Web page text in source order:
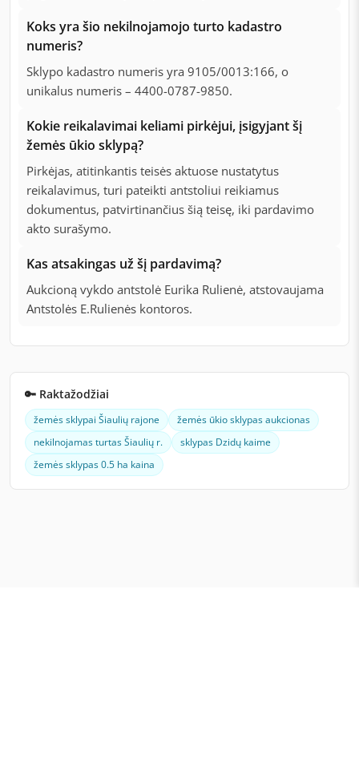
Koks yra šio nekilnojamojo turto kadastro
numeris?
Sklypo kadastro numeris yra 9105/0013:166, o
unikalus numeris – 4400-0787-9850.
Kokie reikalavimai keliami pirkėjui, įsigyjant šį
žemės ūkio sklypą?
Pirkėjas, atitinkantis teisės aktuose nustatytus
reikalavimus, turi pateikti antstoliui reikiamus
dokumentus, patvirtinančius šią teisę, iki pardavimo
akto surašymo.
Kas atsakingas už šį pardavimą?
Aukcioną vykdo antstolė Eurika Rulienė, atstovaujama
Antstolės E.Rulienės kontoros.
🔑 Raktažodžiai
žemės sklypai Šiaulių rajone
žemės ūkio sklypas aukcionas
nekilnojamas turtas Šiaulių r.
sklypas Dzidų kaime
žemės sklypas 0.5 ha kaina